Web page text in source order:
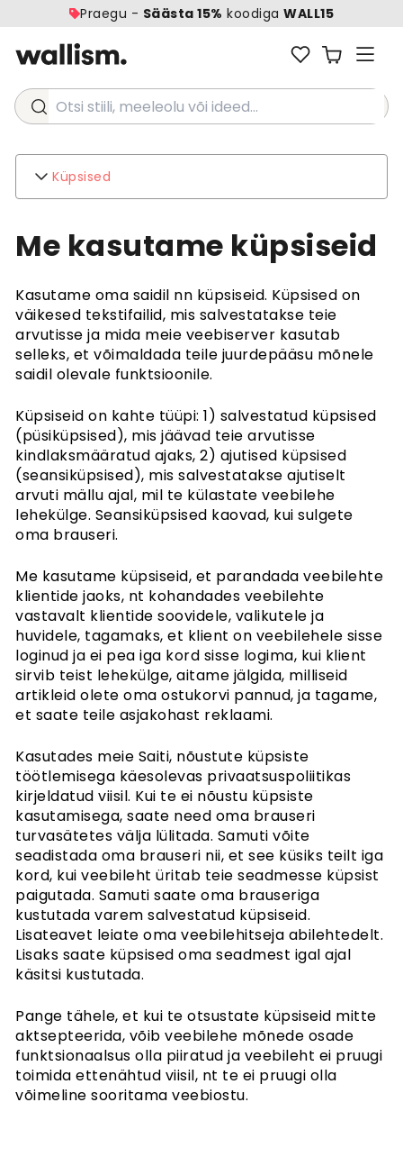
Praegu - Säästa 15% koodiga WALL15
Otsi stiili, meeleolu või ideed...
Küpsised
kohta
Ettevõtte päringud
Klienditugi
KKK
Laevandus
Tagastused ja tagasimaksed
Tingimused
Küpsised
Privaatsuspoliitika
Tapeedi artiklid
Juhendid
Kuidas riputada tapeeti
Kuidas mõõta oma seina
Seina ettevalmistamine
Tapeetitööriistad
Tapeedid tekstuursetel seintel
Me kasutame küpsiseid
Kasutame oma saidil nn küpsiseid. Küpsised on
väikesed tekstifailid, mis salvestatakse teie
arvutisse ja mida meie veebiserver kasutab
selleks, et võimaldada teile juurdepääsu mõnele
saidil olevale funktsioonile.
Küpsiseid on kahte tüüpi: 1) salvestatud küpsised
(püsiküpsised), mis jäävad teie arvutisse
kindlaksmääratud ajaks, 2) ajutised küpsised
(seansiküpsised), mis salvestatakse ajutiselt
arvuti mällu ajal, mil te külastate veebilehe
lehekülge. Seansiküpsised kaovad, kui sulgete
oma brauseri.
Me kasutame küpsiseid, et parandada veebilehte
klientide jaoks, nt kohandades veebilehte
vastavalt klientide soovidele, valikutele ja
huvidele, tagamaks, et klient on veebilehele sisse
loginud ja ei pea iga kord sisse logima, kui klient
sirvib teist lehekülge, aitame jälgida, milliseid
artikleid olete oma ostukorvi pannud, ja tagame,
et saate teile asjakohast reklaami.
Kasutades meie Saiti, nõustute küpsiste
töötlemisega käesolevas privaatsuspoliitikas
kirjeldatud viisil. Kui te ei nõustu küpsiste
kasutamisega, saate need oma brauseri
turvasätetes välja lülitada. Samuti võite
seadistada oma brauseri nii, et see küsiks teilt iga
kord, kui veebileht üritab teie seadmesse küpsist
paigutada. Samuti saate oma brauseriga
kustutada varem salvestatud küpsiseid.
Lisateavet leiate oma veebilehitseja abilehtedelt.
Lisaks saate küpsised oma seadmest igal ajal
käsitsi kustutada.
Pange tähele, et kui te otsustate küpsiseid mitte
aktsepteerida, võib veebilehe mõnede osade
funktsionaalsus olla piiratud ja veebileht ei pruugi
toimida ettenähtud viisil, nt te ei pruugi olla
võimeline sooritama veebiostu.